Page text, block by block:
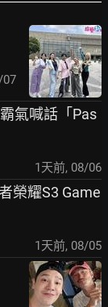
07
氣喊話「Pas
1天前, 08/06
榮耀S3 Game
1天前, 08/05